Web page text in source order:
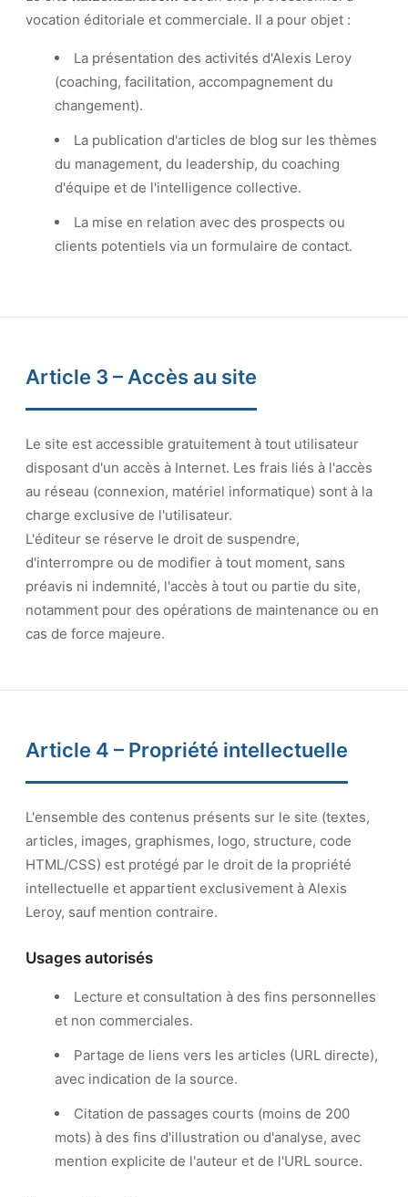
vocation éditoriale et commerciale. Il a pour objet :
La présentation des activités d'Alexis Leroy
(coaching, facilitation, accompagnement du
changement).
La publication d'articles de blog sur les thèmes
du management, du leadership, du coaching
d'équipe et de l'intelligence collective.
La mise en relation avec des prospects ou
clients potentiels via un formulaire de contact.
Article 3 – Accès au site
Le site est accessible gratuitement à tout utilisateur
disposant d'un accès à Internet. Les frais liés à l'accès
au réseau (connexion, matériel informatique) sont à la
charge exclusive de l'utilisateur.
L'éditeur se réserve le droit de suspendre,
d'interrompre ou de modifier à tout moment, sans
préavis ni indemnité, l'accès à tout ou partie du site,
notamment pour des opérations de maintenance ou en
cas de force majeure.
Article 4 – Propriété intellectuelle
L'ensemble des contenus présents sur le site (textes,
articles, images, graphismes, logo, structure, code
HTML/CSS) est protégé par le droit de la propriété
intellectuelle et appartient exclusivement à Alexis
Leroy, sauf mention contraire.
Usages autorisés
Lecture et consultation à des fins personnelles
et non commerciales.
Partage de liens vers les articles (URL directe),
avec indication de la source.
Citation de passages courts (moins de 200
mots) à des fins d'illustration ou d'analyse, avec
mention explicite de l'auteur et de l'URL source.